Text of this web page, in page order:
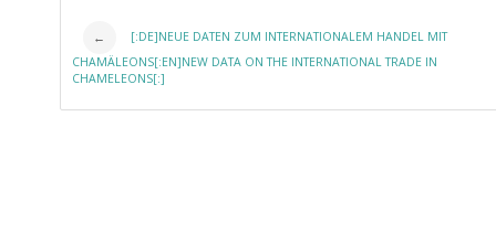
Post navigation
←
[:DE]NEUE DATEN ZUM INTERNATIONALEM HANDEL MIT
CHAMÄLEONS[:EN]NEW DATA ON THE INTERNATIONAL TRADE IN
CHAMELEONS[:]